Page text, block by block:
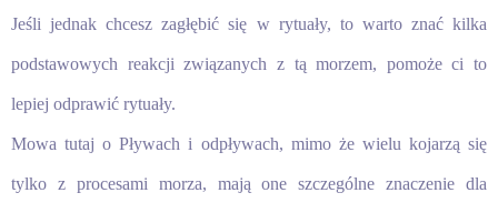
Jeśli jednak chcesz zagłębić się w rytuały, to warto znać kilka
podstawowych reakcji związanych z tą morzem, pomoże ci to
lepiej odprawić rytuały.
Mowa tutaj o Pływach i odpływach, mimo że wielu kojarzą się
tylko z procesami morza, mają one szczególne znaczenie dla